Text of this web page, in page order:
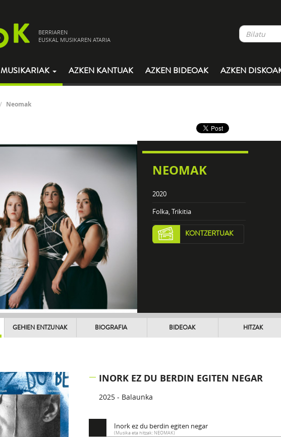
BERRIAREN
EUSKAL MUSIKAREN ATARIA
MUSIKARIAK AZKEN KANTUAK AZKEN BIDEOAK AZKEN
Neomak
NEOMAK
2020
Folka, Trikitia
KONTZERTUAK
GEHIEN ENTZUNAK BIOGRAFIA BIDEOAK HITZAK
INORK EZ DU BERDIN EGITEN NEGAR
2025 - Balaunka
Inork ez du berdin egiten negar
(Musika eta hitzak: NEOMAK)